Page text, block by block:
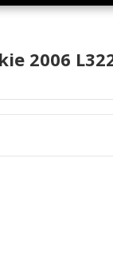
2006